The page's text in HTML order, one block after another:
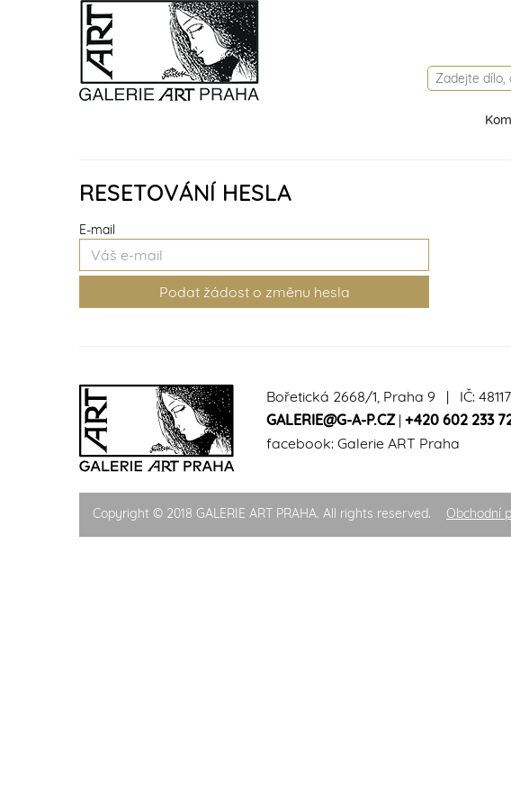
RESETOVÁNÍ HESLA
E-mail
Bořetická 2668/1, Praha 9 | IČ:
GALERIE@G-A-P.CZ| +420 602 233
facebook: Galerie ART Praha
Copyright © 2018 GALERIE ART PRAHA. All rights reserved. Obchodní